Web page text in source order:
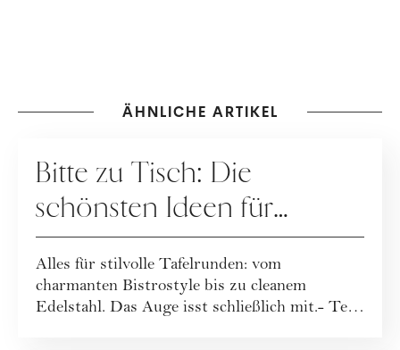
ÄHNLICHE ARTIKEL
Bitte zu Tisch: Die
schönsten Ideen für
stilvolle Tafelrunden
Alles für stilvolle Tafelrunden: vom
charmanten Bistrostyle bis zu cleanem
Edelstahl. Das Auge isst schließlich mit.- Text